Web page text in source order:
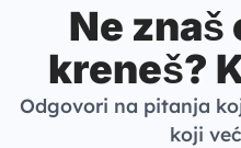
Ne znaš
kreneš?
Odgovori na pitanja
koji